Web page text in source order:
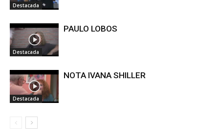
Destacada
Destacada
PAULO LOBOS
Destacada
NOTA IVANA SHILLER